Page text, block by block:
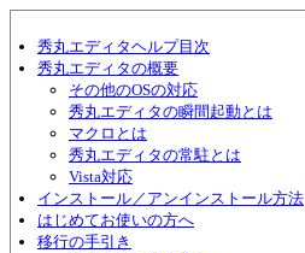
秀丸エディタヘルプ目次
秀丸エディタの概要
その他のOSの対応
秀丸エディタの瞬間起動とは
マクロとは
秀丸エディタの常駐とは
Vista対応
インストール／アンインストール方法
はじめてお使いの方へ
移行の手引き